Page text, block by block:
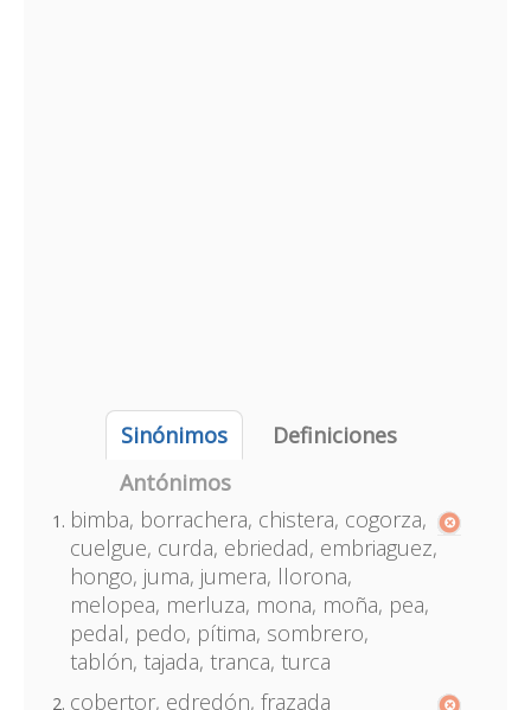
Sinónimos
Definiciones
Antónimos
bimba, borrachera, chistera, cogorza,
cuelgue, curda, ebriedad, embriaguez,
hongo, juma, jumera, llorona,
melopea, merluza, mona, moña, pea,
pedal, pedo, pítima, sombrero,
tablón, tajada, tranca, turca
cobertor, edredón, frazada